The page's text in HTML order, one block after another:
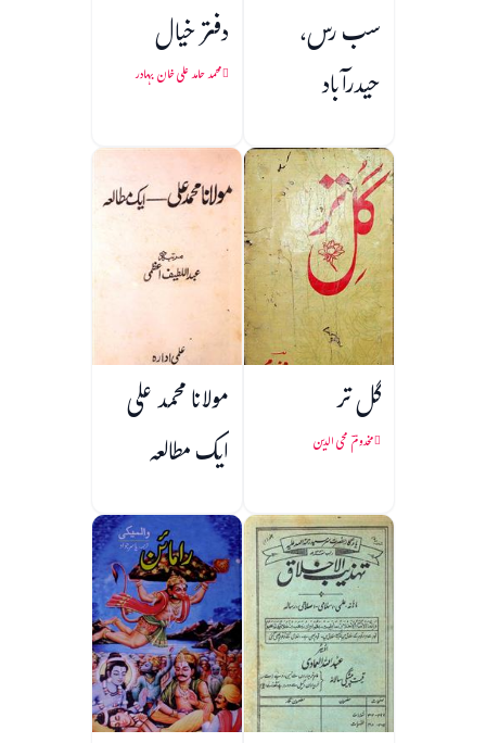
سب رس،
حیدرآباد
دفتر خیال
محمد حامد علی خان بہادر
گل تر
مخدومؔ محی الدین
مولانا محمد علی
ایک مطالعہ